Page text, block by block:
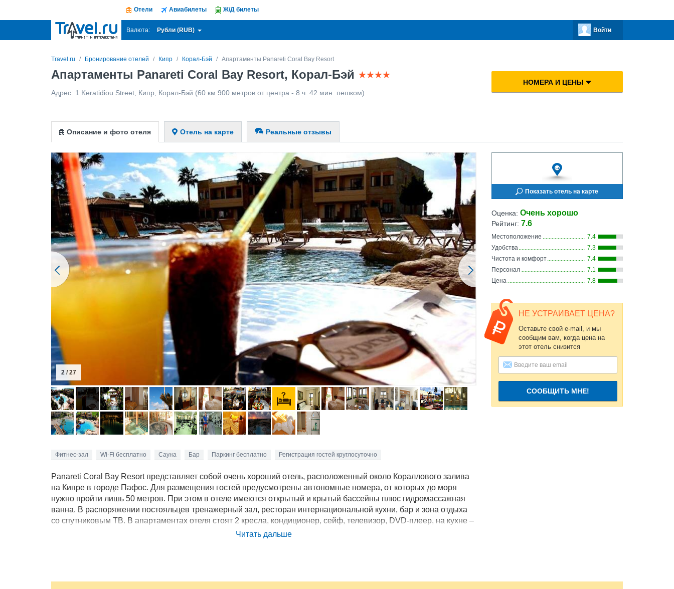
Отели Авиабилеты Ж/Д билеты
Валюта: Рубли (RUB) Войти
Travel.ru Бронирование отелей Кипр Корал-Бэй Апартаменты Panareti Coral Bay Resort
Апартаменты Panareti Coral Bay Resort, Корал-Бэй
Адрес: 1 Keratidiou Street Кипр Корал-Бэй (60 км 900 метров от центра - 8 ч. 42 мин. пешком)
НОМЕРА И ЦЕНЫ
Описание и фото отеля Отель на карте Реальные отзывы
3 / 27
Фитнес-зал Wi-Fi бесплатно Сауна Бар Паркинг бесплатно Регистрация гостей круглосуточно
Panareti Coral Bay Resort представляет собой очень хороший отель, расположенный около Кораллового залива
на Кипре в городе Пафос. Для размещения гостей предусмотрены автономные номера, от которых до моря
нужно пройти лишь 50 метров. При этом в отеле имеются открытый и крытый бассейны плюс гидромассажная
ванна. В распоряжении постояльцев тренажерный зал, ресторан интернациональной кухни, бар и зона отдыха
со спутниковым ТВ. В апартаментах отеля стоят 2 кресла, кондиционер, сейф, телевизор, DVD-плеер, на кухне –
столовые приборы, чайник и кофеварка, микроволновка и холодильник.
Читать дальше
Показать отель на карте
Оценка: Очень хорошо
Рейтинг: 7.6
Местоположение
7.4
Удобства
7.3
Чистота и комфорт
7.4
Персонал
7.1
Цена
7.8
НЕ УСТРАИВАЕТ ЦЕНА?
Оставьте свой e-mail, и мы
сообщим вам, когда цена на
этот отель снизится
СООБЩИТЬ МНЕ!